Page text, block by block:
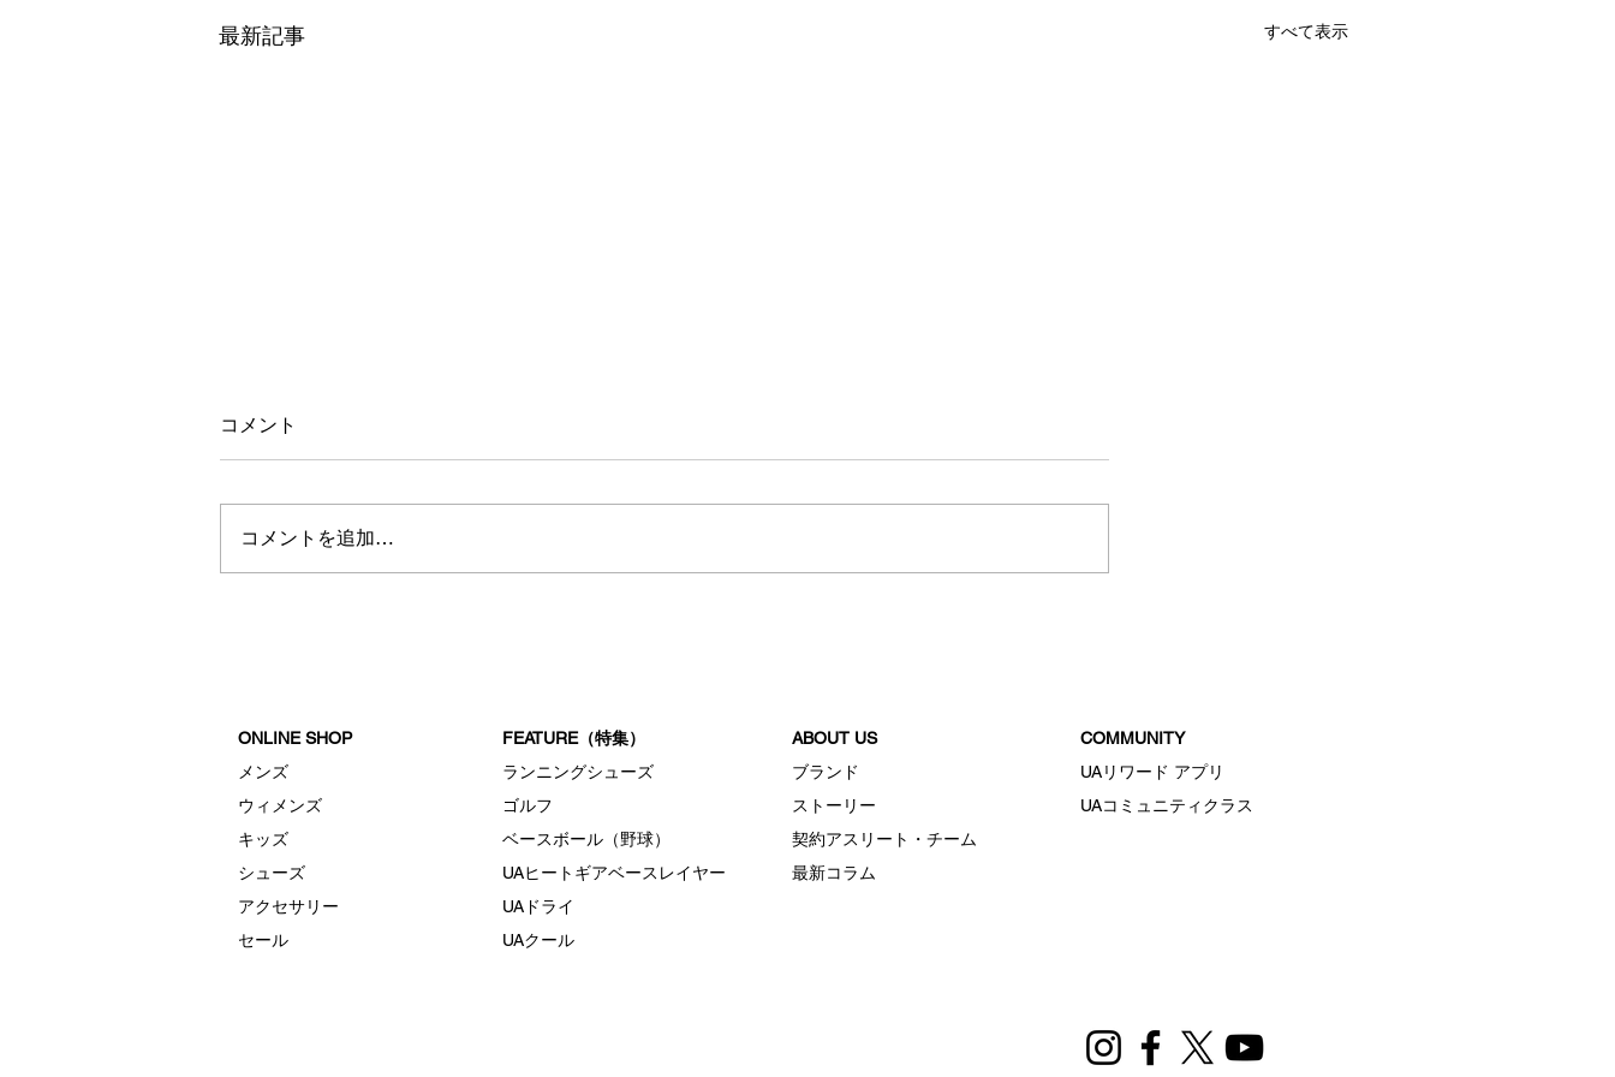
最新記事 すべて表示
コメント
コメントを追加…
ONLINE SHOP
メンズ
ウィメンズ
キッズ
シューズ
アクセサリー
セール
FEATURE（特集）
ランニングシューズ
ゴルフ
ベースボール（野球）
UAヒートギアベースレイヤー
UAドライ
UAクール
ABOUT US
ブランド
ストーリー
契約アスリート・チーム
最新コラム
COMMUNITY
UAリワード アプリ
UAコミュニティクラス